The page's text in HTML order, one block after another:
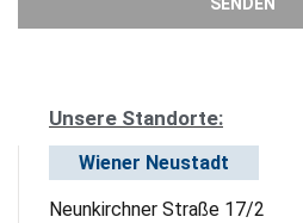
Unsere Standorte:
Wiener Neustadt
Neunkirchner Straße 17/2